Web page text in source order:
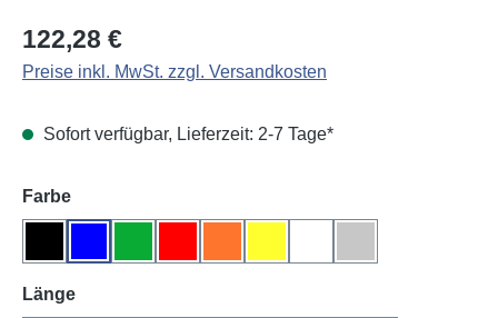
Regulärer Preis:
122,28 €
Preise inkl. MwSt. zzgl. Versandkosten
Sofort verfügbar, Lieferzeit: 2-7 Tage*
Farbeauswählen
Längeauswählen